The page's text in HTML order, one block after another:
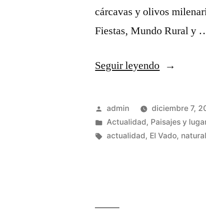
cárcavas y olivos
Fiestas, Mundo Rural y
Seguir leyendo«Cuando
preguntan
…»
Publicado
por
admin
diciembre 7,
Publicado
en
Actualidad, Paisajes y
Etiquetas:
actualidad, El Vado,